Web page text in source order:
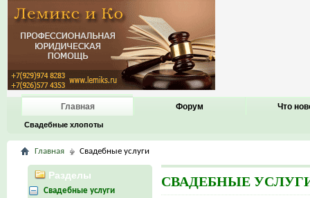
Главная
Свадебные хлопоты
Форум Что
Главная Свадебные услуги
СВАДЕБНЫЕ
Разделы
Свадебные услуги